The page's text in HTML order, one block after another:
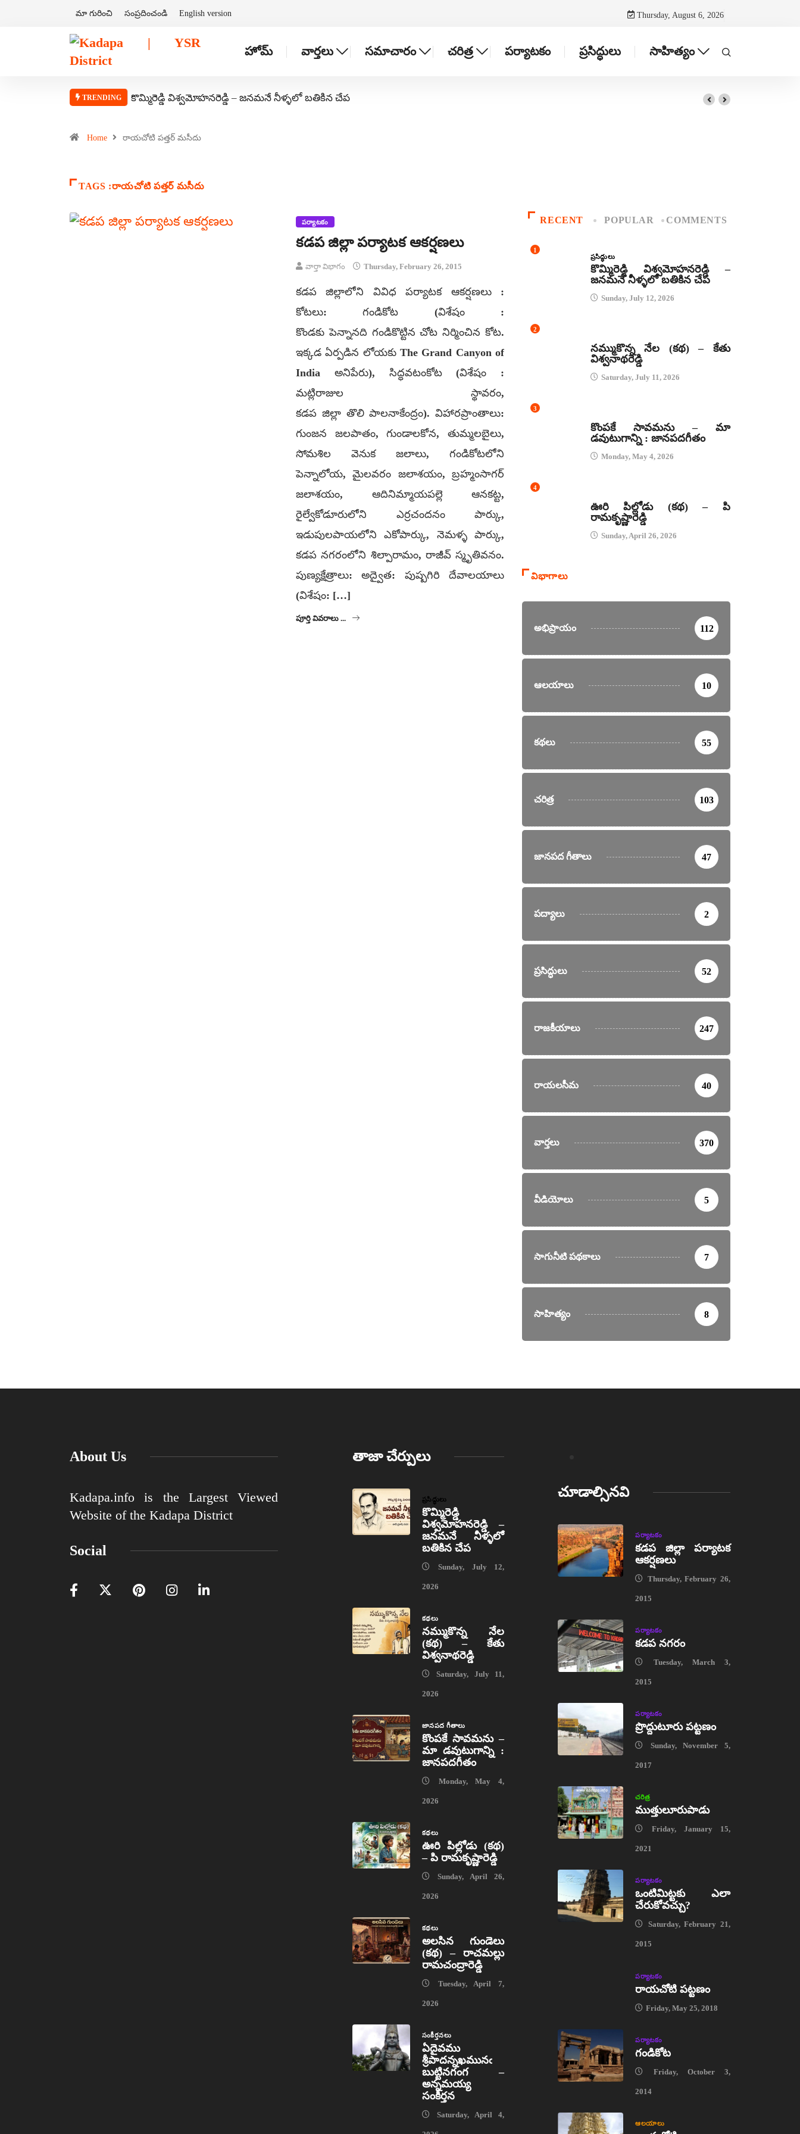
మా గురించి సంప్రదించండి English version Thursday, August 6, 2026
హోమ్ వార్తలు సమాచారం చరిత్ర పర్యాటకం ప్రసిద్ధులు సాహిత్యం
TRENDING కొమ్మిరెడ్డి విశ్వమోహనరెడ్డి – జనమనే నీళ్ళలో బతికిన చేప
Home రాయచోటి పత్తర్ మసీదు
TAGS :రాయచోటి పత్తర్ మసీదు
పర్యాటకం
కడప జిల్లా పర్యాటక ఆకర్షణలు
వార్తా విభాగం Thursday, February 26, 2015
కడప జిల్లాలోని వివిధ పర్యాటక ఆకర్షణలు :
కోటలు: గండికోట (విశేషం :
కొండకు పెన్నానది గండికొట్టిన చోట నిర్మించిన కోట.
ఇక్కడ ఏర్పడిన లోయకు The Grand Canyon of
India అనిపేరు), సిద్ధవటంకోట (విశేషం :
మట్లిరాజుల స్థావరం,
కడప జిల్లా తొలి పాలనాకేంద్రం). విహారప్రాంతాలు:
గుంజన జలపాతం, గుండాలకోన, తుమ్మలబైలు,
సోమశిల వెనుక జలాలు, గండికోటలోని
పెన్నాలోయ, మైలవరం జలాశయం, బ్రహ్మంసాగర్
జలాశయం, ఆదినిమ్మాయపల్లె ఆనకట్ట,
రైల్వేకోడూరులోని ఎర్రచందనం పార్కు,
ఇడుపులపాయలోని ఎకోపార్కు, నెమళ్ళ పార్కు,
కడప నగరంలోని శిల్పారామం, రాజీవ్ స్మృతివనం.
పుణ్యక్షేత్రాలు: అద్వైత: పుష్పగిరి దేవాలయాలు
(విశేషం: […]
పూర్తి వివరాలు ...
RECENT POPULAR COMMENTS
1
ప్రసిద్ధులు
కొమ్మిరెడ్డి విశ్వమోహనరెడ్డి –
జనమనే నీళ్ళలో బతికిన చేప
Sunday, July 12, 2026
2
నమ్ముకొన్న నేల (కథ) – కేతు
విశ్వనాథరెడ్డి
Saturday, July 11, 2026
3
కొంపకే సావమను – మా
డవుటుగాన్ని : జానపదగీతం
Monday, May 4, 2026
4
ఊరి పిల్లోడు (కథ) – పి
రామకృష్ణారెడ్డి
Sunday, April 26, 2026
విభాగాలు
అభిప్రాయం 112
ఆలయాలు 10
కథలు 55
చరిత్ర 103
జానపద గీతాలు 47
పద్యాలు 2
ప్రసిద్ధులు 52
రాజకీయాలు 247
రాయలసీమ 40
వార్తలు 370
వీడియోలు 5
సాగునీటి పథకాలు 7
సాహిత్యం 8
About Us
Kadapa.info is the Largest Viewed
Website of the Kadapa District
Social
తాజా చేర్పులు
ప్రసిద్ధులు
కొమ్మిరెడ్డి
విశ్వమోహనరెడ్డి –
జనమనే నీళ్ళలో
బతికిన చేప
Sunday, July 12,
2026
కథలు
నమ్ముకొన్న నేల
(కథ) – కేతు
విశ్వనాథరెడ్డి
Saturday, July 11,
2026
జానపద గీతాలు
కొంపకే సావమను –
మా డవుటుగాన్ని :
జానపదగీతం
Monday, May 4,
2026
కథలు
ఊరి పిల్లోడు (కథ)
– పి రామకృష్ణారెడ్డి
Sunday, April 26,
2026
కథలు
అలసిన గుండెలు
(కథ) – రాచమల్లు
రామచంద్రారెడ్డి
Tuesday, April 7,
2026
సంకీర్తనలు
ఏదైవము
శ్రీపాదన్నఖమునఁ
బుట్టినగంగ –
అన్నమయ్య
సంకీర్తన
Saturday, April 4,
చూడాల్సినవి
పర్యాటకం
కడప జిల్లా పర్యాటక
ఆకర్షణలు
Thursday, February 26,
2015
పర్యాటకం
కడప నగరం
Tuesday, March 3,
2015
పర్యాటకం
ప్రొద్దుటూరు పట్టణం
Sunday, November 5,
2017
చరిత్ర
ముత్తులూరుపాడు
Friday, January 15,
2021
పర్యాటకం
ఒంటిమిట్టకు ఎలా
చేరుకోవచ్చు?
Saturday, February 21,
2015
పర్యాటకం
రాయచోటి పట్టణం
Friday, May 25, 2018
పర్యాటకం
గండికోట
Friday, October 3,
2014
ఆలయాలు